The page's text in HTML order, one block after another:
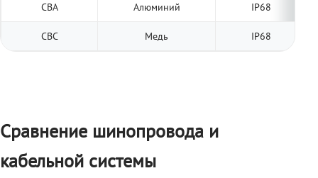
СВА Алюминий IP68
СВС Медь IP68
Сравнение шинопровода и
кабельной системы